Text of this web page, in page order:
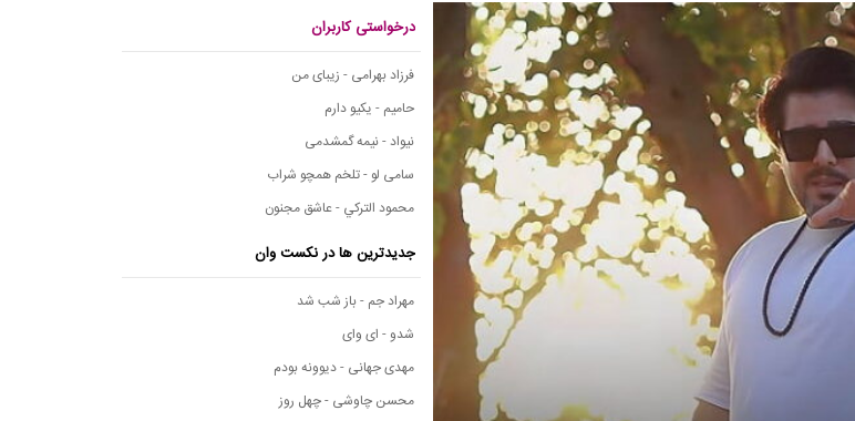
درخواستی کاربران
فرزاد بهرامی - زیبای من
حامیم - یکیو دارم
نیواد - نیمه گمشدمی
سامی لو - تلخم همچو شراب
محمود التركي - عاشق مجنون
جدیدترین ها در نکست وان
مهراد جم - باز شب شد
شدو - ای وای
مهدی جهانی - دیوونه بودم
محسن چاوشی - چهل روز